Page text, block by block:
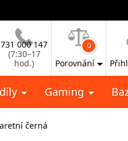
731 000 147
(7:30–17
hod.)
0
Porovnání
Gaming
černá